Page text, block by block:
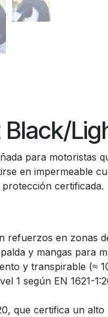
para motoristas
en impermeable
certificada.
refuerzos en zonas
y mangas para
y transpirable (≈
1 según EN 1621-
que certifica un